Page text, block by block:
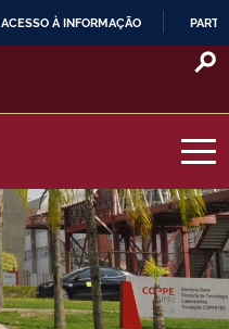
ACESSO À INFORMAÇÃO